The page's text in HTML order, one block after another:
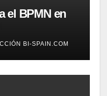
el BPMN en
BI-SPAIN.COM